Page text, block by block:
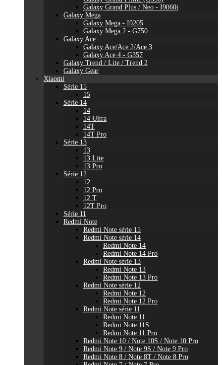
Galaxy Grand Plus / Neo - I9060i
Galaxy Mega
Galaxy Mega - I9205
Galaxy Mega 2 - G750
Galaxy Ace
Galaxy Ace/Ace 2/Ace 3
Galaxy Ace 4 - G357
Galaxy Trend / Lite / Trend 2
Galaxy Gear
Xiaomi
Série 15
15
Série 14
14
14 Ultra
14T
14T Pro
Série 13
13
13 Lite
13 Pro
Série 12
12
12 Pro
12 T
12T Pro
Série 11
Redmi Note
Redmi Note série 15
Redmi Note série 14
Redmi Note 14
Redmi Note 14 Pro
Redmi Note série 13
Redmi Note 13
Redmi Note 13 Pro
Redmi Note série 12
Redmi Note 12
Redmi Note 12 Pro
Redmi Note série 11
Redmi Note 11
Redmi Note 11S
Redmi Note 11 Pro
Redmi Note 10 / Note 10S / Note 10 Pro
Redmi Note 9 / Note 9S / Note 9 Pro
Redmi Note 8 / Note 8T / Note 8 Pro